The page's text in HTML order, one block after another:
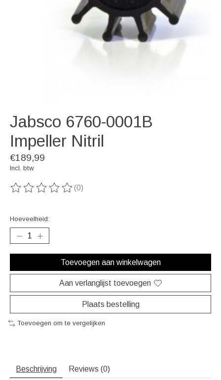
Jabsco 6760-0001B
Impeller Nitril
€189,99
Incl. btw
De beoordeling van dit product is
(0)
Hoeveelheid:
Toevoegen aan winkelwagen
Aan verlanglijst toevoegen
Plaats bestelling
Toevoegen om te vergelijken
Beschrijving Reviews (0)